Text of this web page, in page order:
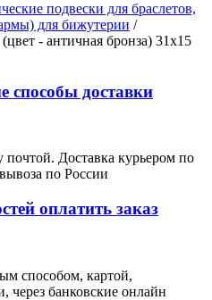
подвески для браслетов,
для бижутерии /
- античная бронза) 31х15
способы доставки
почтой. Доставка курьером по
по России
оплатить заказ
способом, картой,
через банковские онлайн